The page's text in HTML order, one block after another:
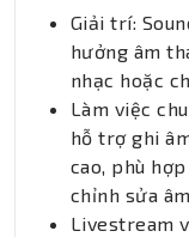
Giải trí:
hưởng âm
nhạc hoặc
Làm việc
hỗ trợ ghi
cao, phù
chỉnh sửa
Livestream